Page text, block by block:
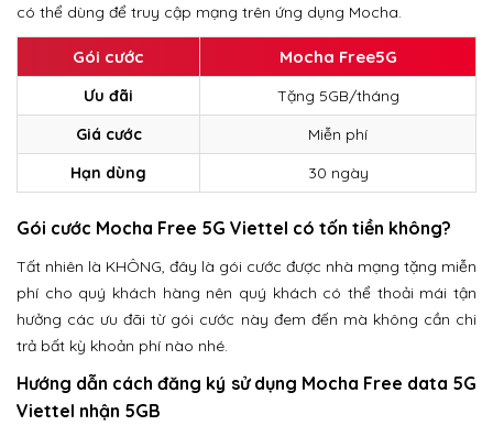
có thể dùng để truy cập mạng trên ứng dụng Mocha.
Gói cước Mocha Free5G
Ưu đãi
Tặng 5GB/tháng
Giá cước
Miễn phí
Hạn dùng
30 ngày
Gói cước Mocha Free 5G Viettel có tốn tiền không?
Tất nhiên là KHÔNG, đây là gói cước được nhà mạng tặng miễn
phí cho quý khách hàng nên quý khách có thể thoải mái tận
hưởng các ưu đãi từ gói cước này đem đến mà không cần chi
trả bất kỳ khoản phí nào nhé.
Hướng dẫn cách đăng ký sử dụng Mocha Free data 5G
Viettel nhận 5GB